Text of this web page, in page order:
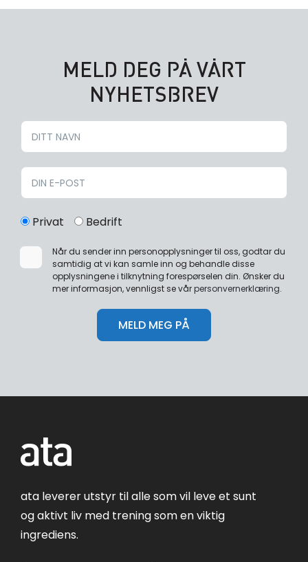
MELD DEG PÅ VÅRT
NYHETSBREV
Privat Bedrift
Når du sender inn personopplysninger til oss, godtar du
samtidig at vi kan samle inn og behandle disse
opplysningene i tilknytning forespørselen din. Ønsker du
mer informasjon, vennligst se vårpersonvernerklæring.
ata leverer utstyr til alle som vil leve et sunt
og aktivt liv med trening som en viktig
ingrediens.